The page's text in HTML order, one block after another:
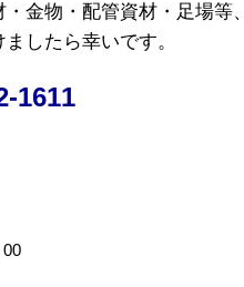
金物・配管資材・足場
したら幸いです。
1611